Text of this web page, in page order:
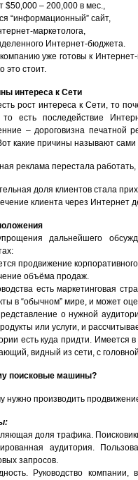
$50,000 – 200,000 в мес.,
“информационный” сайт,
маркетолога,
Интернет-бюджета.
уже готовы к
это стоит.
интереса к Сети
рост интереса к Сети, то
есть последействие
– дороговизна печатной
какие причины называют
реклама перестала работать,
доля клиентов стала
клиента через Интернет
дальнейшего
продвижение
объёма продаж.
есть маркетинговая
в “обычном” мире, и может
о нужной
или услуги, и
есть куда придти. Имеется
видный из сети, с
поисковые машины?
нужно производить
доля трафика.
аудитория.
запросов.
Руководство